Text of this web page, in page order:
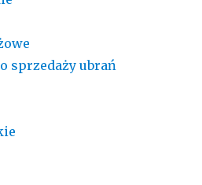
sprzedaży ubrań